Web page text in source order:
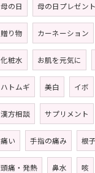
母の日 母の日プレゼント
贈り物 カーネーション
化粧水 お肌を元気に
ハトムギ 美白 イボ
漢方相談 サプリメント
痛い 手指の痛み 根
頭痛・発熱 鼻水 咳